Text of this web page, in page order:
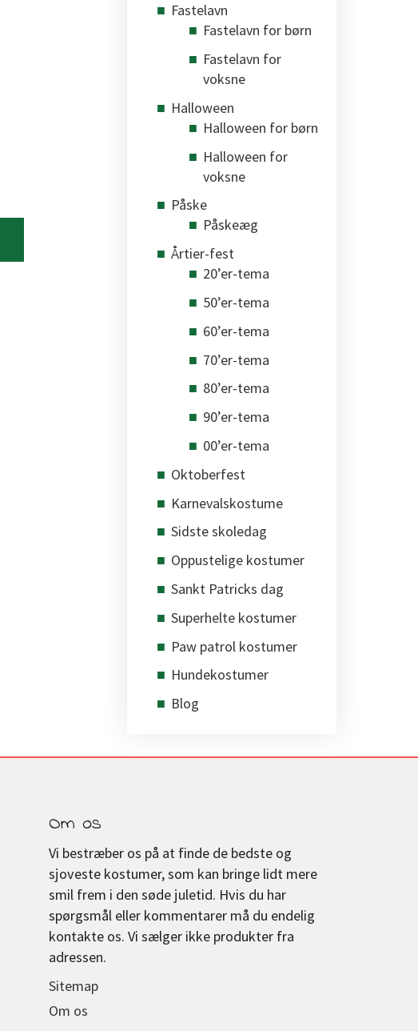
Fastelavn
Fastelavn for børn
Fastelavn for
voksne
Halloween
Halloween for børn
Halloween for
voksne
Påske
Påskeæg
Årtier-fest
20’er-tema
50’er-tema
60’er-tema
70’er-tema
80’er-tema
90’er-tema
00’er-tema
Oktoberfest
Karnevalskostume
Sidste skoledag
Oppustelige kostumer
Sankt Patricks dag
Superhelte kostumer
Paw patrol kostumer
Hundekostumer
Blog
Om os
Vi bestræber os på at finde de bedste og
sjoveste kostumer, som kan bringe lidt mere
smil frem i den søde juletid. Hvis du har
spørgsmål eller kommentarer må du endelig
kontakte os. Vi sælger ikke produkter fra
adressen.
Sitemap
Om os